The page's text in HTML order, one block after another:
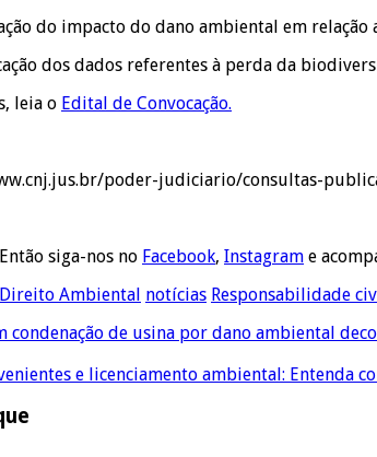
do impacto do dano ambiental em
dos dados referentes à perda da
leia o Edital de Convocação.
poder-judiciario/consultas-
siga-nos no Facebook, Instagram e
Direito Ambiental notícias Responsabilidade
condenação de usina por dano ambiental
e licenciamento ambiental: Entenda